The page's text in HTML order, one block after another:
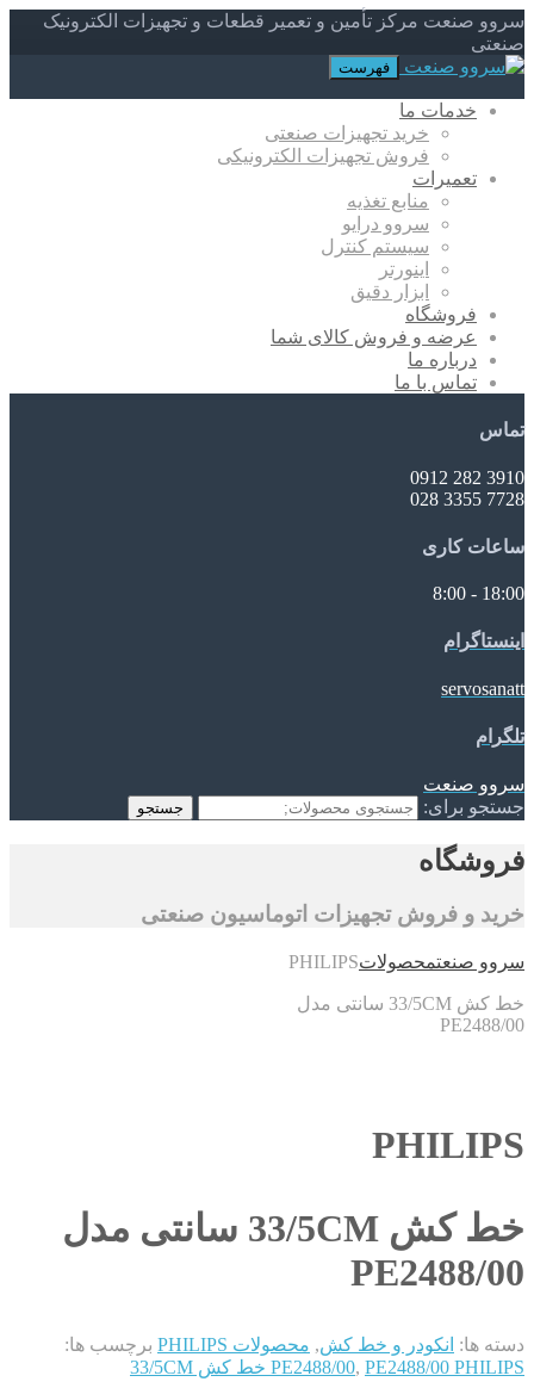
سروو صنعت مرکز تأمین و تعمیر قطعات و تجهیزات الکترونیک
صنعتی
فهرست
خدمات ما
خرید تجهیزات صنعتی
فروش تجهیزات الکترونیکی
تعمیرات
منابع تغذیه
سروو درایو
سیستم کنترل
اینورتر
ابزار دقیق
فروشگاه
عرضه و فروش کالای شما
درباره ما
تماس با ما
تماس
3910 282 0912
7728 3355 028
ساعات کاری
18:00 - 8:00
اینستاگرام
servosanatt
تلگرام
سروو صنعت
جستجو برای:
جستجو
فروشگاه
خرید و فروش تجهیزات اتوماسیون صنعتی
سروو صنعتمحصولاتPHILIPS
خط کش 33/5CM سانتی مدل
PE2488/00
PHILIPS
خط کش 33/5CM سانتی مدل
PE2488/00
دسته ها: انکودر و خط کش, محصولات PHILIPS
برچسب ها:
PE2488/00, PE2488/00 PHILIPS خط کش 33/5CM